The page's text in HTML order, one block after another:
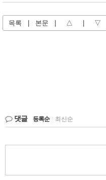
목록 본문 △ ▽
댓글 등록순 최신순